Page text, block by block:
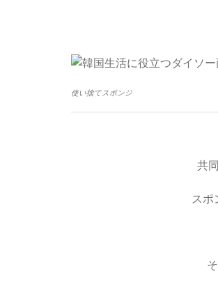
使い捨てスポンジ
共
スポ